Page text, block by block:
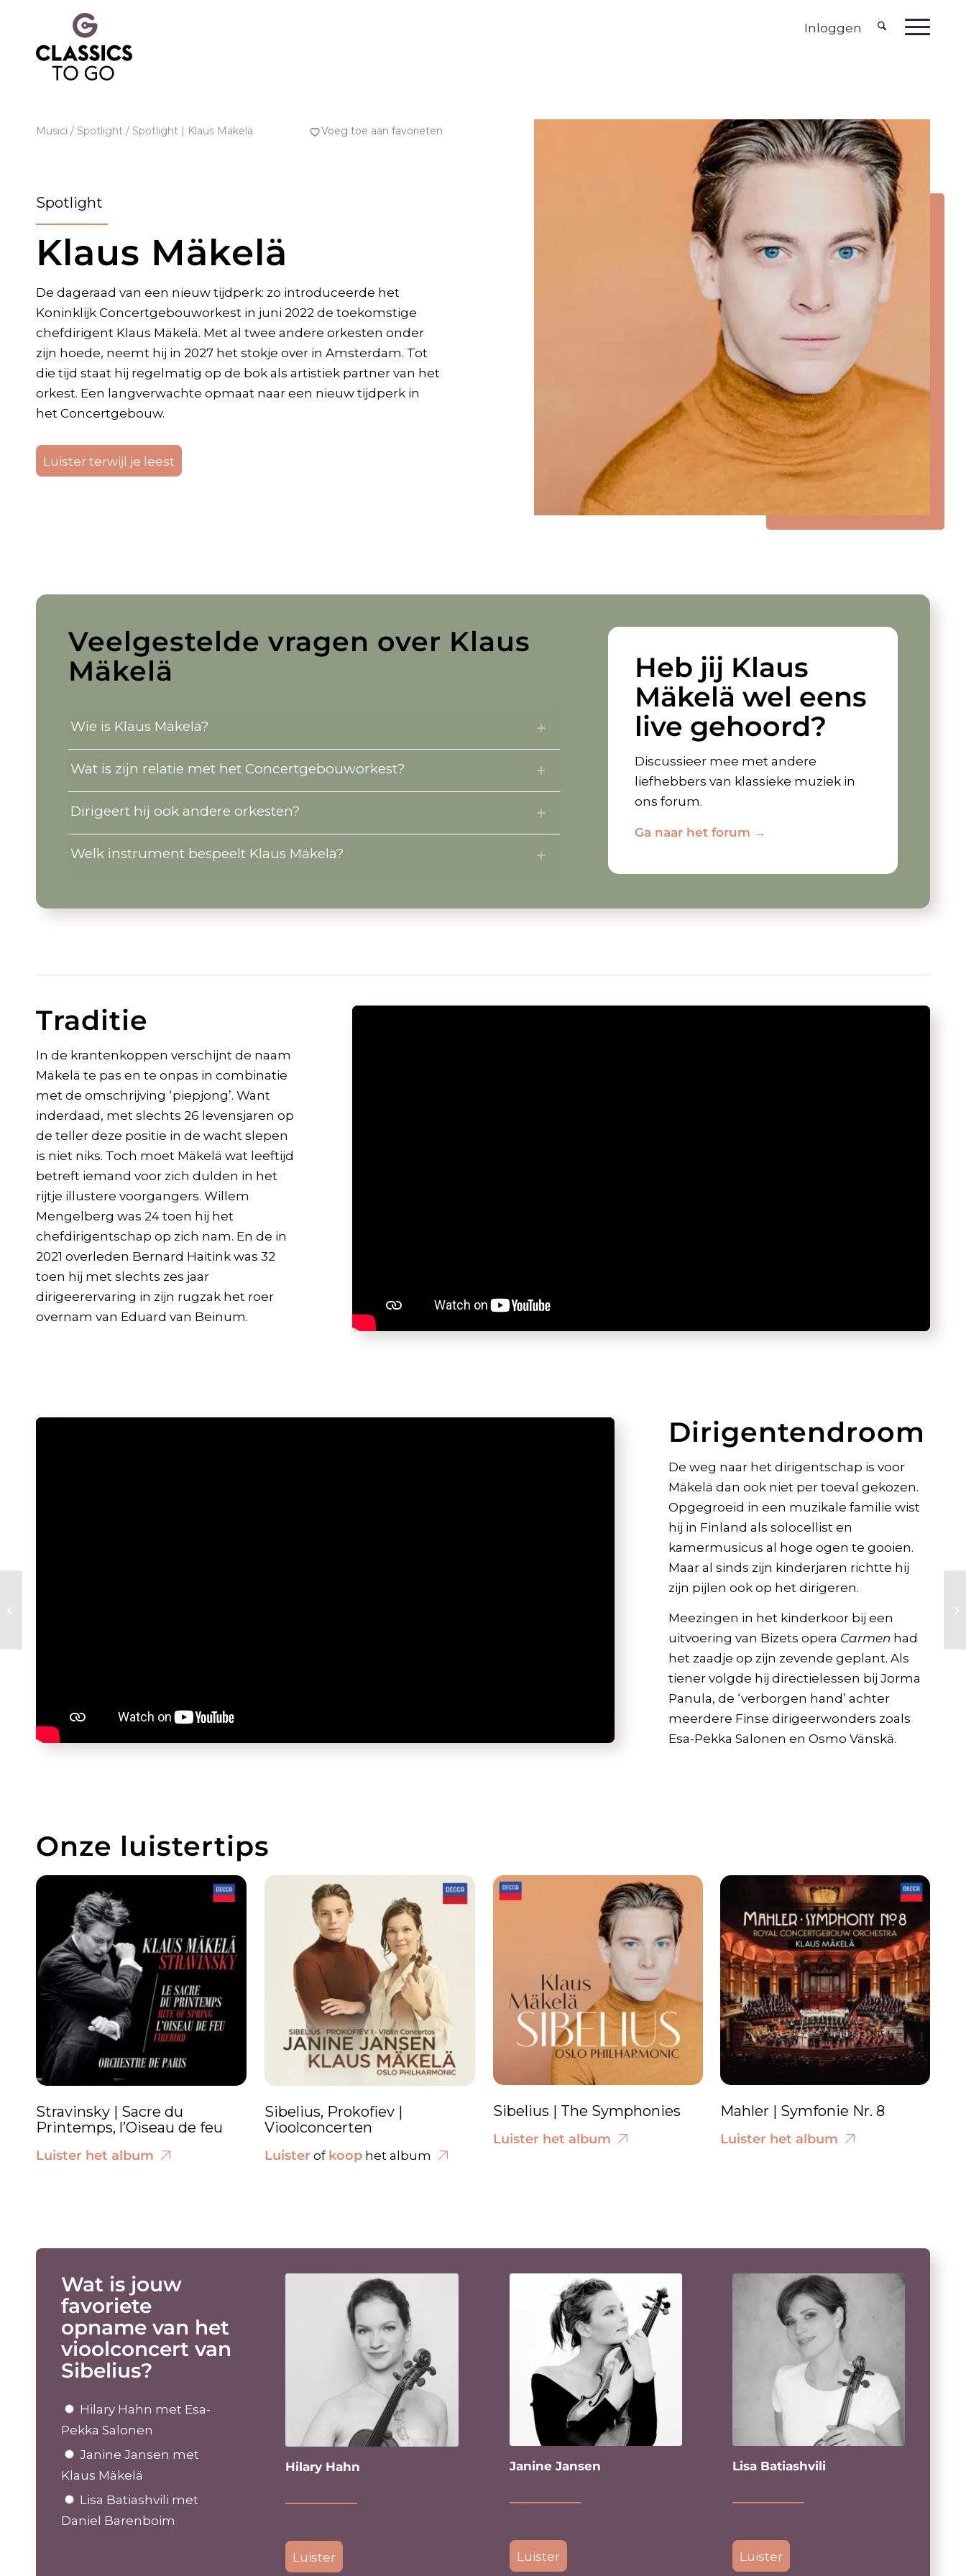
Inloggen
Musici / Spotlight / Spotlight | Klaus Mäkelä Voeg toe aan favorieten
Spotlight
Klaus Mäkelä
De dageraad van een nieuw tijdperk: zo introduceerde het
Koninklijk Concertgebouworkest in juni 2022 de toekomstige
chefdirigent Klaus Mäkelä. Met al twee andere orkesten onder
zijn hoede, neemt hij in 2027 het stokje over in Amsterdam. Tot
die tijd staat hij regelmatig op de bok als artistiek partner van het
orkest. Een langverwachte opmaat naar een nieuw tijdperk in
het Concertgebouw.
Luister terwijl je leest
Veelgestelde vragen over Klaus
Mäkelä
Wie is Klaus Mäkelä?
Wat is zijn relatie met het Concertgebouworkest?
Dirigeert hij ook andere orkesten?
Welk instrument bespeelt Klaus Mäkelä?
Heb jij Klaus
Mäkelä wel eens
live gehoord?
Discussieer mee met andere
liefhebbers van klassieke muziek in
ons forum.
Ga naar het forum →
Traditie
In de krantenkoppen verschijnt de naam
Mäkelä te pas en te onpas in combinatie
met de omschrijving ‘piepjong’. Want
inderdaad, met slechts 26 levensjaren op
de teller deze positie in de wacht slepen
is niet niks. Toch moet Mäkelä wat leeftijd
betreft iemand voor zich dulden in het
rijtje illustere voorgangers. Willem
Mengelberg was 24 toen hij het
chefdirigentschap op zich nam. En de in
2021 overleden Bernard Haitink was 32
toen hij met slechts zes jaar
dirigeerervaring in zijn rugzak het roer
overnam van Eduard van Beinum.
Dirigentendroom
De weg naar het dirigentschap is voor
Mäkelä dan ook niet per toeval gekozen.
Opgegroeid in een muzikale familie wist
hij in Finland als solocellist en
kamermusicus al hoge ogen te gooien.
Maar al sinds zijn kinderjaren richtte hij
zijn pijlen ook op het dirigeren.
Meezingen in het kinderkoor bij een
uitvoering van Bizets opera Carmen had
het zaadje op zijn zevende geplant. Als
tiener volgde hij directielessen bij Jorma
Panula, de ‘verborgen hand’ achter
meerdere Finse dirigeerwonders zoals
Esa-Pekka Salonen en Osmo Vänskä.
Onze luistertips
Stravinsky | Sacre du
Printemps, l’Oiseau de feu
Luister het album
Sibelius, Prokofiev |
Vioolconcerten
Luister of koop het album
Sibelius | The Symphonies
Luister het album
Mahler | Symfonie Nr. 8
Luister het album
Wat is jouw
favoriete
opname van het
vioolconcert van
Sibelius?
Hilary Hahn met Esa-
Pekka Salonen
Janine Jansen met
Klaus Mäkelä
Lisa Batiashvili met
Daniel Barenboim
Hilary Hahn
Luister
Janine Jansen
Luister
Lisa Batiashvili
Luister